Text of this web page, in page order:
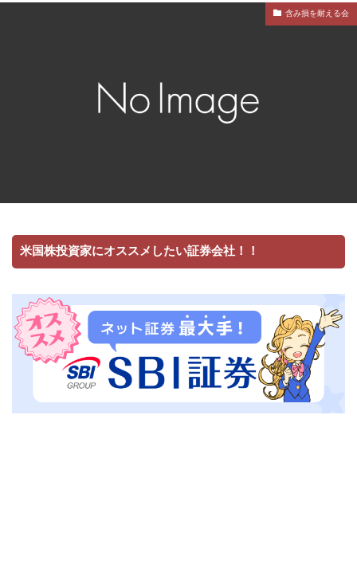
含み損を耐える会
米国株投資家にオススメしたい証券会社！！